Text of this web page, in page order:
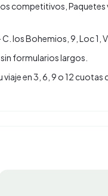
competitivos,
los Bohemios, 9, Loc 1,
formularios largos.
en 3, 6, 9 o 12